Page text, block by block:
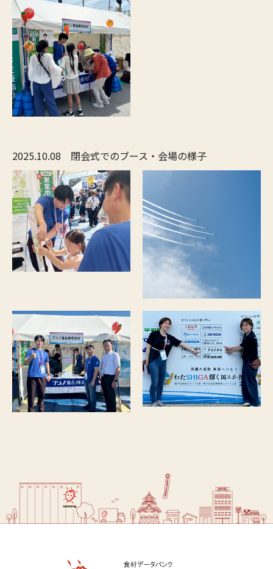
2025.10.08 閉会式でのブース・会場の様子